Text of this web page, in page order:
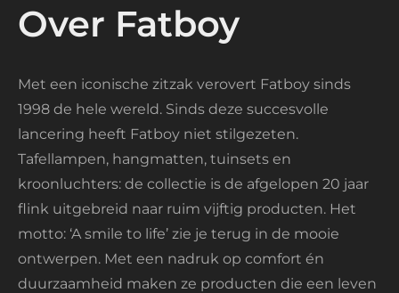
Over Fatboy
Met een iconische zitzak verovert Fatboy sinds
1998 de hele wereld. Sinds deze succesvolle
lancering heeft Fatboy niet stilgezeten.
Tafellampen, hangmatten, tuinsets en
kroonluchters: de collectie is de afgelopen 20 jaar
flink uitgebreid naar ruim vijftig producten. Het
motto: ‘A smile to life’ zie je terug in de mooie
ontwerpen. Met een nadruk op comfort én
duurzaamheid maken ze producten die een leven